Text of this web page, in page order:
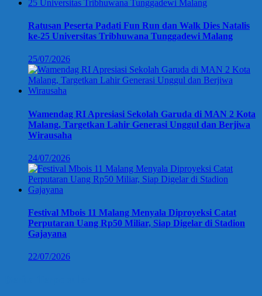
Ratusan Peserta Padati Fun Run dan Walk Dies Natalis
ke-25 Universitas Tribhuwana Tunggadewi Malang
25/07/2026
Wamendag RI Apresiasi Sekolah Garuda di MAN 2 Kota
Malang, Targetkan Lahir Generasi Unggul dan Berjiwa
Wirausaha
24/07/2026
Festival Mbois 11 Malang Menyala Diproyeksi Catat
Perputaran Uang Rp50 Miliar, Siap Digelar di Stadion
Gajayana
22/07/2026